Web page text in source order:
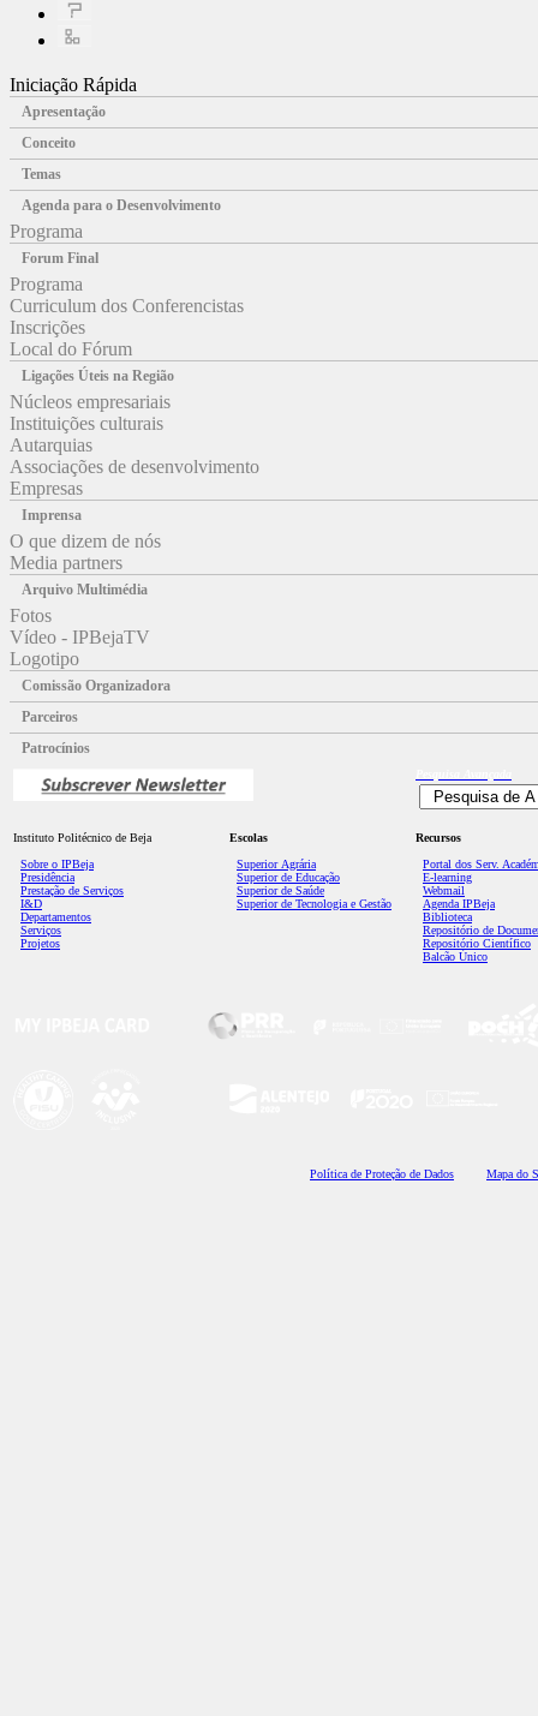
Iniciação Rápida
Apresentação
Conceito
Temas
Agenda para o Desenvolvimento
Programa
Forum Final
Programa
Curriculum dos Conferencistas
Inscrições
Local do Fórum
Ligações Úteis na Região
Núcleos empresariais
Instituições culturais
Autarquias
Associações de desenvolvimento
Empresas
Imprensa
O que dizem de nós
Media partners
Arquivo Multimédia
Fotos
Vídeo - IPBejaTV
Logotipo
Comissão Organizadora
Parceiros
Patrocínios
Instituto Politécnico de Beja
Sobre o IPBeja
Presidência
Prestação de Serviços
I&D
Departamentos
Serviços
Projetos
Escolas
Superior Agrária
Superior de Educação
Superior de Saúde
Superior de Tecnologia e Gestão
Recursos
Portal dos Serv.
E-learning
Webmail
Agenda IPBeja
Biblioteca
Repositório de
Repositório Científico
Balcão Único
Política de Proteção de Dados Mapa do